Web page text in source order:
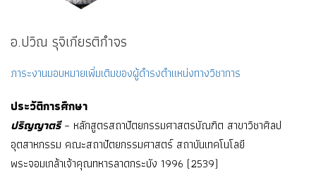
อ.ปวิณ รุจิเกียรติกำจร
ภาระงานมอบหมายเพิ่มเติมของผู้ดำรงตำแหน่งทางวิชาการ
ประวัติการศึกษา
ปริญญาตรี– หลักสูตรสถาปัตยกรรมศาสตรบัณฑิต สาขาวิชาศิลป
อุตสาหกรรม คณะสถาปัตยกรรมศาสตร์ สถาบันเทคโนโลยี
พระจอมเกล้าเจ้าคุณทหารลาดกระบัง 1996 (2539)